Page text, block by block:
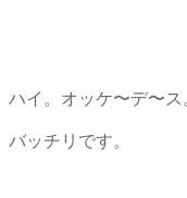
ハイ。オッケ〜デ
バッチリです。